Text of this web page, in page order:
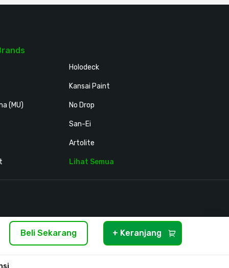
Beli Sekarang + Keranjang
(MU)
Holodeck
Kansai Paint
No Drop
San-Ei
Artolite
Lihat Semua